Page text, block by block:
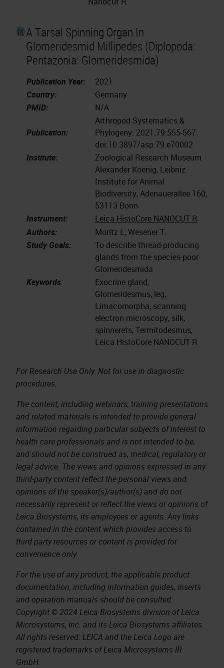
A Tarsal Spinning Organ In
Glomeridesmid Millipedes (Diplopoda:
Pentazonia: Glomeridesmida)
Publication Year:
2021
Country:
Germany
PMID:
N/A
Publication:
Arthropod Systematics &
Phylogeny. 2021;79:555-567.
doi:10.3897/asp.79.e70002
Institute:
Zoological Research Museum
Alexander Koenig, Leibniz
Institute for Animal
Biodiversity, Adenauerallee 160,
53113 Bonn
Instrument:
Leica HistoCore NANOCUT R
Authors:
Moritz L, Wesener T.
Study Goals:
To describe thread-producing
glands from the species-poor
Glomeridesmida
Keywords:
Exocrine gland,
Glomeridesmus, leg,
Limacomorpha, scanning
electron microscopy, silk,
spinnerets, Termitodesmus,
Leica HistoCore NANOCUT R
For Research Use Only. Not for use in diagnostic
procedures.
The content, including webinars, training presentations
and related materials is intended to provide general
information regarding particular subjects of interest to
health care professionals and is not intended to be,
and should not be construed as, medical, regulatory or
legal advice. The views and opinions expressed in any
third-party content reflect the personal views and
opinions of the speaker(s)/author(s) and do not
necessarily represent or reflect the views or opinions of
Leica Biosystems, its employees or agents. Any links
contained in the content which provides access to
third party resources or content is provided for
convenience only.
For the use of any product, the applicable product
documentation, including information guides, inserts
and operation manuals should be consulted.
Copyright © 2024 Leica Biosystems division of Leica
Microsystems, Inc. and its Leica Biosystems affiliates.
All rights reserved. LEICA and the Leica Logo are
registered trademarks of Leica Microsystems IR
GmbH.